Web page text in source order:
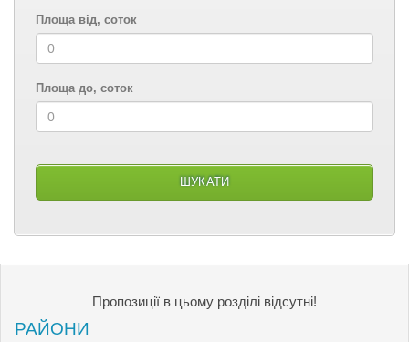
Площа від, соток
Площа до, соток
Пропозиції в цьому розділі відсутні!
РАЙОНИ